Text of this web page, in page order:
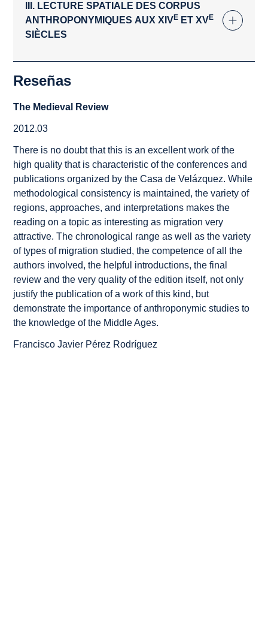
III. LECTURE SPATIALE DES CORPUS
ANTHROPONYMIQUES AUX XIVE ET XVE
SIÈCLES
Reseñas
The Medieval Review
2012.03
There is no doubt that this is an excellent work of the
high quality that is characteristic of the conferences and
publications organized by theCasa de Velázquez. While
methodological consistency is maintained, the variety of
regions, approaches, and interpretations makes the
reading on a topic as interesting as migration very
attractive. The chronological range as well as the variety
of types of migration studied, the competence of all the
authors involved, the helpful introductions, the final
review and the very quality of the edition itself, not only
justify the publication of a work of this kind, but
demonstrate the importance of anthroponymic studies to
the knowledge of the Middle Ages.
Francisco Javier Pérez Rodríguez